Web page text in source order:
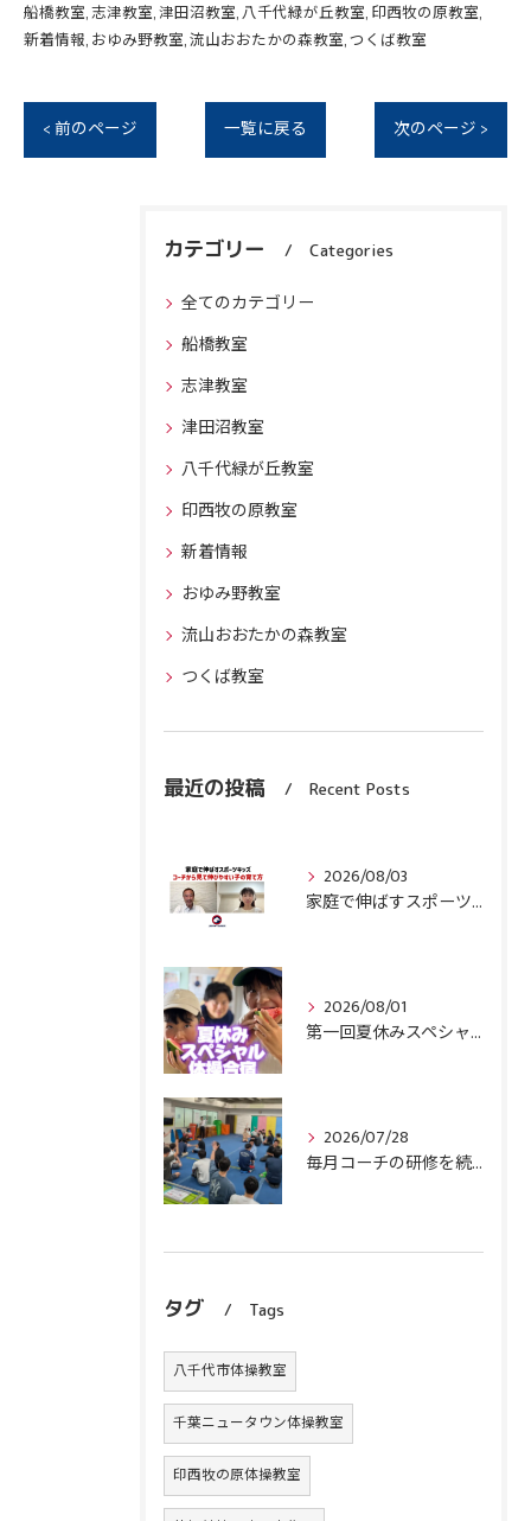
船橋教室 志津教室 津田沼教室 八千代緑が丘教室 印西牧の原教室
新着情報 おゆみ野教室 流山おおたかの森教室 つくば教室
< 前のページ 一覧に戻る 次のページ >
カテゴリー Categories
全てのカテゴリー
船橋教室
志津教室
津田沼教室
八千代緑が丘教室
印西牧の原教室
新着情報
おゆみ野教室
流山おおたかの森教室
つくば教室
最近の投稿 Recent Posts
2026/08/03
家庭で伸ばすスポーツキッズ『コーチから見て伸びやすい子』の育て方
2026/08/01
第一回夏休みスペシャル体操合宿終了！
2026/07/28
毎月コーチの研修を続けます！
タグ Tags
八千代市体操教室
千葉ニュータウン体操教室
印西牧の原体操教室